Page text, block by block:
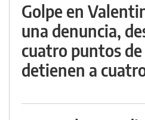
Golpe en
una denuncia,
cuatro puntos
detienen a